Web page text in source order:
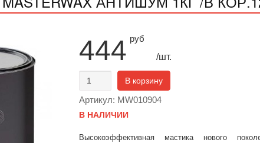
444 руб
/шт.
В корзину
Артикул: MW010904
В НАЛИЧИИ
Высокоэффективная мастика нового